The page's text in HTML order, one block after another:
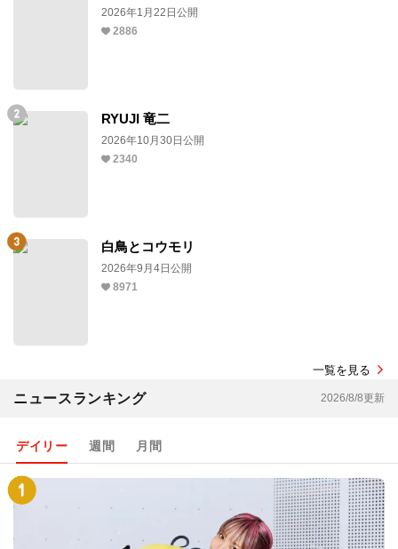
2026年1月22日公開
2886
RYUJI 竜二
2026年10月30日公開
2340
白鳥とコウモリ
2026年9月4日公開
8971
一覧を見る
ニュースランキング 2026/8/8更新
デイリー 週間 月間